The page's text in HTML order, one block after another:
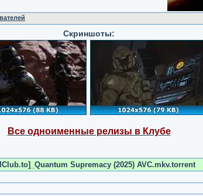
Скриншоты:
Все одноименные релизы в Клубе
Supremacy (2025) AVC.mkv.torrent